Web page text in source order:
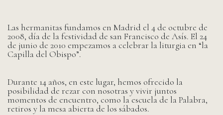
Las hermanitas fundamos en Madrid el 4 de octubre de
2008, día de la festividad de san Francisco de Asís. El 24
de junio de 2010 empezamos a celebrar la liturgia en “la
Capilla del Obispo”.
Durante 14 años, en este lugar, hemos ofrecido la
posibilidad de rezar con nosotras y vivir juntos
momentos de encuentro, como la escuela de la Palabra,
retiros y la mesa abierta de los sábados.